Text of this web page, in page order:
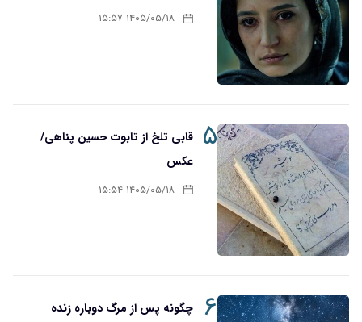
۱۴۰۵/۰۵/۱۸ ۱۵:۵۷
۵ قابی تلخ از تابوت حسین پناهی/
عکس
۱۴۰۵/۰۵/۱۸ ۱۵:۵۴
۶ چگونه پس از مرگ دوباره زنده